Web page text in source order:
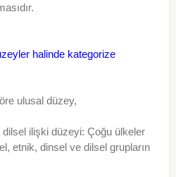
halinde kategorize
ulusal düzey,
ilişki düzeyi: Çoğu ülkeler
etnik, dinsel ve dilsel grupların